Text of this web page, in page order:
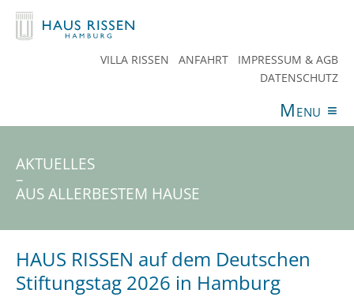
VILLA RISSEN ANFAHRT
IMPRESSUM & AGB
DATENSCHUTZ
Menu ≡
ANGEBOTE VERANSTALTUNGEN
AKTUELLES
AKTUELLES
–
AUS ALLERBESTEM HAUSE
HAUS RISSEN auf dem Deutschen
Stiftungstag 2026 in Hamburg